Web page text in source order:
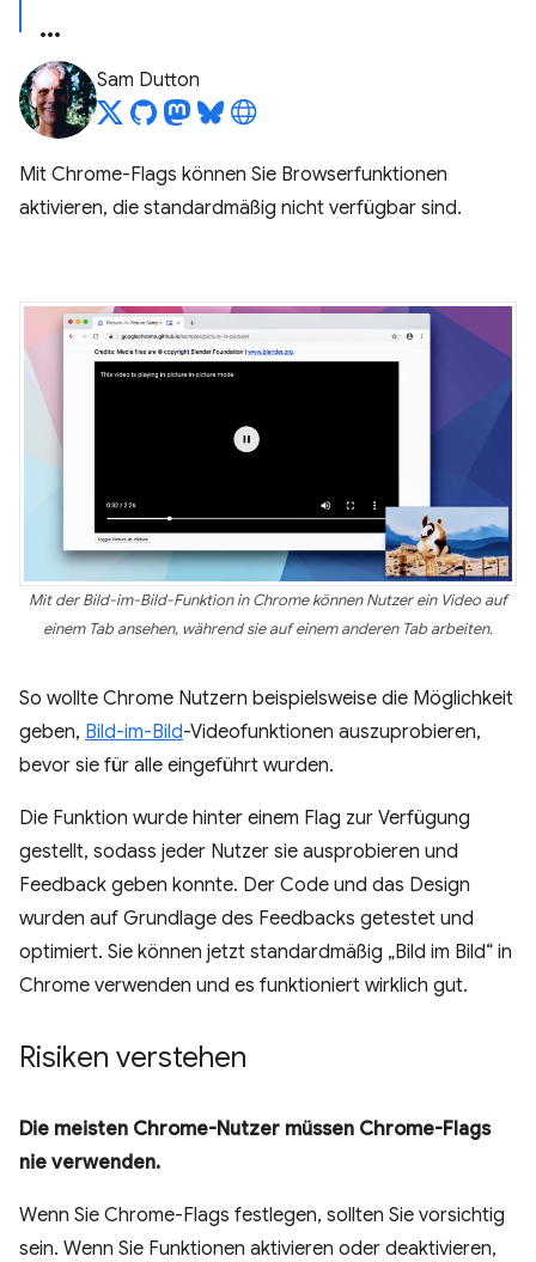
Sam Dutton
Mit Chrome-Flags können Sie Browserfunktionen
aktivieren, die standardmäßig nicht verfügbar sind.
Mit der Bild-im-Bild-Funktion in Chrome können Nutzer ein Video auf
einem Tab ansehen, während sie auf einem anderen Tab arbeiten.
So wollte Chrome Nutzern beispielsweise die Möglichkeit
geben, Bild-im-Bild-Videofunktionen auszuprobieren,
bevor sie für alle eingeführt wurden.
Die Funktion wurde hinter einem Flag zur Verfügung
gestellt, sodass jeder Nutzer sie ausprobieren und
Feedback geben konnte. Der Code und das Design
wurden auf Grundlage des Feedbacks getestet und
optimiert. Sie können jetzt standardmäßig „Bild im Bild“ in
Chrome verwenden und es funktioniert wirklich gut.
Risiken verstehen
Die meisten Chrome-Nutzer müssen Chrome-Flags
nie verwenden.
Wenn Sie Chrome-Flags festlegen, sollten Sie vorsichtig
sein. Wenn Sie Funktionen aktivieren oder deaktivieren,